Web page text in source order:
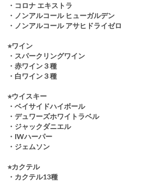
・コロナ エキストラ
・ノンアルコール ヒューガルデン
・ノンアルコール アサヒドライゼロ
⭐︎ワイン
・スパークリングワイン
・赤ワイン３種
・白ワイン３種
⭐︎ウイスキー
・ベイサイドハイボール
・デュワーズホワイトラベル
・ジャックダニエル
・IWハーパー
・ジェムソン
⭐︎カクテル
・カクテル13種